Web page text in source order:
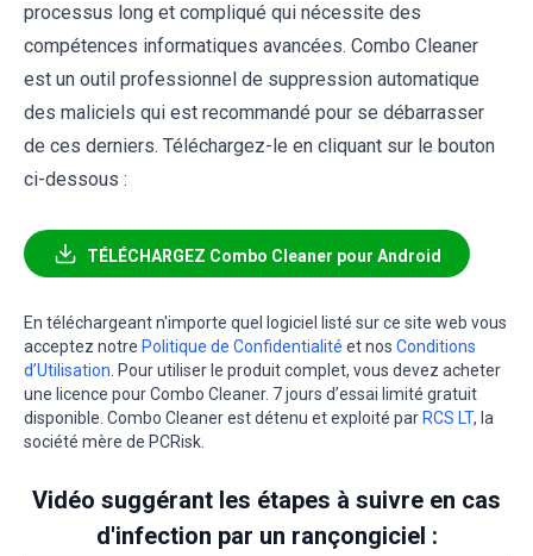
processus long et compliqué qui nécessite des
compétences informatiques avancées. Combo Cleaner
est un outil professionnel de suppression automatique
des maliciels qui est recommandé pour se débarrasser
de ces derniers. Téléchargez-le en cliquant sur le bouton
ci-dessous :
TÉLÉCHARGEZ Combo Cleaner pour Android
En téléchargeant n'importe quel logiciel listé sur ce site web vous
acceptez notre Politique de Confidentialité et nos Conditions
d’Utilisation . Pour utiliser le produit complet, vous devez acheter
une licence pour Combo Cleaner. 7 jours d’essai limité gratuit
disponible. Combo Cleaner est détenu et exploité parRCS LT, la
société mère de PCRisk.
Vidéo suggérant les étapes à suivre en cas
d'infection par un rançongiciel :